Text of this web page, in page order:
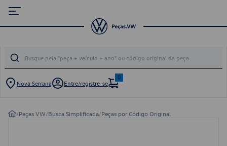
Nova Serrana Entre/registre-se
0
/Peças VW/Busca Simplificada/Peças por Código Original